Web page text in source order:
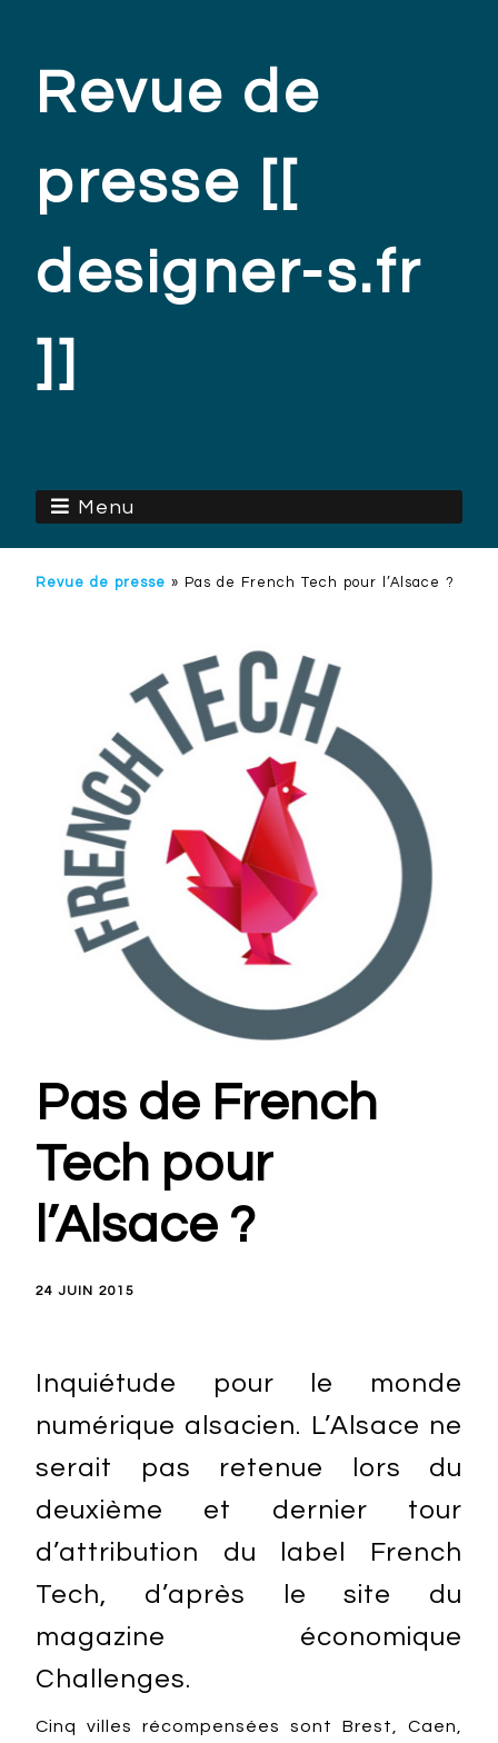
Revue de
presse [[
designer-s.fr
]]
Menu
Revue de presse » Pas de French Tech pour l’Alsace ?
Pas de French
Tech pour
l’Alsace ?
24 JUIN 2015
Inquiétude pour le monde
numérique alsacien. L’Alsace ne
serait pas retenue lors du
deuxième et dernier tour
d’attribution du label French
Tech, d’après le site du
magazine économique
Challenges.
Cinq villes récompensées sont Brest, Caen,